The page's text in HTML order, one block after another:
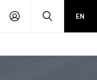
PŘIHLÁSIT HLEDATEN